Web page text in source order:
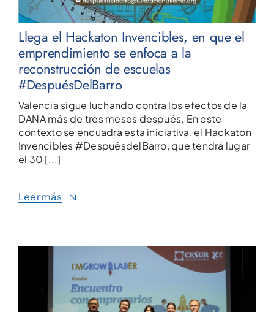
Llega el Hackaton Invencibles, en que el
emprendimiento se enfoca a la
reconstrucción de escuelas
#DespuésDelBarro
Valencia sigue luchando contra los efectos de la
DANA más de tres meses después. En este
contexto se encuadra esta iniciativa, el Hackaton
Invencibles #DespuésdelBarro, que tendrá lugar
el 30 [...]
Leer más